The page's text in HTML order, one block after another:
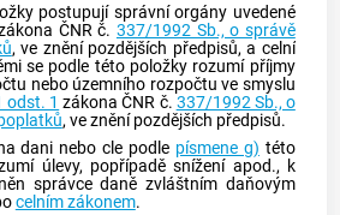
postupují správní orgány uvedené
ČNR č. 337/1992 Sb., o správě
, ve znění pozdějších předpisů, a celní
se podle této položky rozumí příjmy
nebo územního rozpočtu ve smyslu
odst. 1 zákona ČNR č. 337/1992 Sb., o
, ve znění pozdějších předpisů.
dani nebo cle podle písmene g) této
úlevy, popřípadě snížení apod., k
správce daně zvláštním daňovým
celním zákonem.